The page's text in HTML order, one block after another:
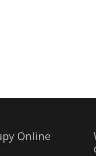
Online